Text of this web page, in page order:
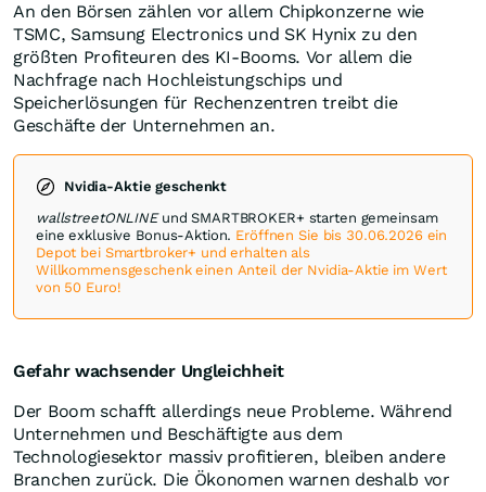
An den Börsen zählen vor allem Chipkonzerne wie
TSMC, Samsung Electronics und SK Hynix zu den
größten Profiteuren des KI-Booms. Vor allem die
Nachfrage nach Hochleistungschips und
Speicherlösungen für Rechenzentren treibt die
Geschäfte der Unternehmen an.
Nvidia-Aktie geschenkt
wallstreetONLINEund SMARTBROKER+ starten gemeinsam
eine exklusive Bonus-Aktion. Eröffnen Sie bis 30.06.2026 ein
Depot bei Smartbroker+ und erhalten als
Willkommensgeschenk einen Anteil der Nvidia-Aktie im Wert
von 50 Euro!
Gefahr wachsender Ungleichheit
Der Boom schafft allerdings neue Probleme. Während
Unternehmen und Beschäftigte aus dem
Technologiesektor massiv profitieren, bleiben andere
Branchen zurück. Die Ökonomen warnen deshalb vor